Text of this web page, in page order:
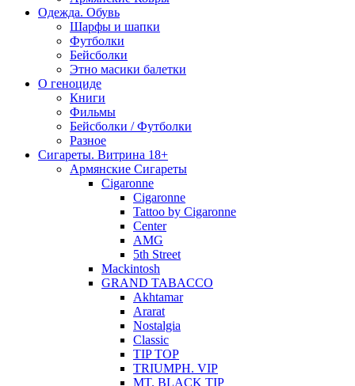
Одежда. Обувь
Шарфы и шапки
Футболки
Бейсболки
Этно масики балетки
О геноциде
Книги
Фильмы
Бейсболки / Футболки
Разное
Сигареты. Витрина 18+
Армянские Сигареты
Cigaronne
Cigaronne
Tattoo by Cigaronne
Center
AMG
5th Street
Mackintosh
GRAND TABACCO
Akhtamar
Ararat
Nostalgia
Classic
TIP TOP
TRIUMPH. VIP
MT. BLACK TIP